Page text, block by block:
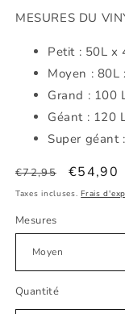
MESURES DU
Petit : 50L x
Moyen : 80L
Grand : 100
Géant : 120
Super géant
Prix
habituel
€72,95
Prix
€54,90
Taxes incluses.Frais
Mesures
Quantité